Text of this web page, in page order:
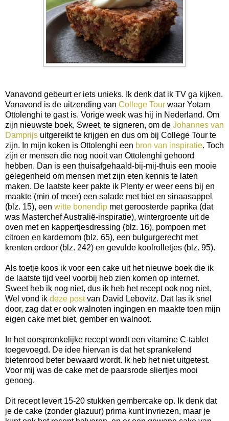
Vanavond gebeurt er iets unieks. Ik denk dat ik TV ga kijken.
Vanavond is de uitzending van College Tour waar Yotam
Ottolenghi te gast is. Vorige week was hij in Nederland. Om
zijn nieuwste boek, Sweet, te signeren, om de Johannes van
Damprijs uitgereikt te krijgen en dus om bij College Tour te
zijn. In mijn koken is Ottolenghi een bron van inspiratie. Toch
zijn er mensen die nog nooit van Ottolenghi gehoord
hebben. Dan is een thuisafgehaald-bij-mij-thuis een mooie
gelegenheid om mensen met zijn eten kennis te laten
maken. De laatste keer pakte ik Plenty er weer eens bij en
maakte (min of meer) een salade met biet en sinaasappel
(blz. 15), een witte bonendip met geroosterde paprika (dat
was Masterchef Australië-inspiratie), wintergroente uit de
oven met en kappertjesdressing (blz. 16), pompoen met
citroen en kardemom (blz. 65), een bulgurgerecht met
krenten erdoor (blz. 242) en gevulde koolrolletjes (blz. 95).
Als toetje koos ik voor een cake uit het nieuwe boek die ik
de laatste tijd veel voorbij heb zien komen op internet.
Sweet heb ik nog niet, dus ik heb het recept ook nog niet.
Wel vond ik deze postvan David Lebovitz. Dat las ik snel
door, zag dat er ook walnoten ingingen en maakte toen mijn
eigen cake met biet, gember en walnoot.
In het oorspronkelijke recept wordt een vitamine C-tablet
toegevoegd. De idee hiervan is dat het sprankelend
bietenrood beter bewaard wordt. Ik heb het niet uitgetest.
Voor mij was de cake met de paarsrode sliertjes mooi
genoeg.
Dit recept levert 15-20 stukken gembercake op. Ik denk dat
je de cake (zonder glazuur) prima kunt invriezen, maar je